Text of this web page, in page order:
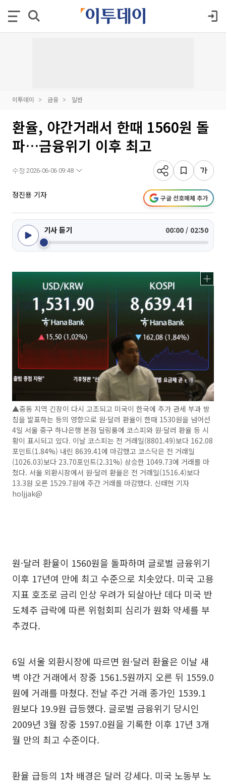
이투데이 금융 일반
환율, 야간거래서 한때 1560원 돌
파…금융위기 이후 최고
수정 2026-06-06 09:48
정진용 기자 구글 선호매체 추가
기사 듣기 00:00 / 02:50
▲중동 지역 긴장이 다시 고조되고 미국이 한국에 추가 관세 부과 방
침을 발표하는 등의 영향으로 원·달러 환율이 한때 1530원을 넘어선
4일 서울 중구 하나은행 본점 딜링룸에 코스피와 원·달러 환율 등 시
황이 표시되고 있다. 이날 코스피는 전 거래일(8801.49)보다 162.08
포인트(1.84%) 내린 8639.41에 마감했고 코스닥은 전 거래일
(1026.03)보다 23.70포인트(2.31%) 상승한 1049.73에 거래를 마
쳤다. 서울 외환시장에서 원·달러 환율은 전 거래일(1516.4)보다
13.3원 오른 1529.7원에 주간 거래를 마감했다. 신태현 기자
holjjak@
원·달러 환율이 1560원을 돌파하며 글로벌 금융위기
이후 17년여 만에 최고 수준으로 치솟았다. 미국 고용
지표 호조로 금리 인상 우려가 되살아난 데다 미국 반
도체주 급락에 따른 위험회피 심리가 원화 약세를 부
추겼다.
6일 서울 외환시장에 따르면 원·달러 환율은 이날 새
벽 야간 거래에서 장중 1561.5원까지 오른 뒤 1559.0
원에 거래를 마쳤다. 전날 주간 거래 종가인 1539.1
원보다 19.9원 급등했다. 글로벌 금융위기 당시인
2009년 3월 장중 1597.0원을 기록한 이후 17년 3개
월 만의 최고 수준이다.
환율 급등의 1차 배경은 달러 강세다. 미국 노동부 노